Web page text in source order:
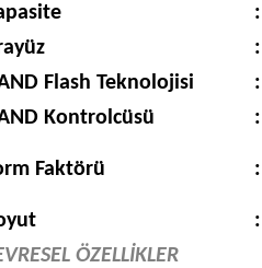
:
:
Flash Teknolojisi
:
Kontrolcüsü
:
Faktörü :
:
ÖZELLİKLER